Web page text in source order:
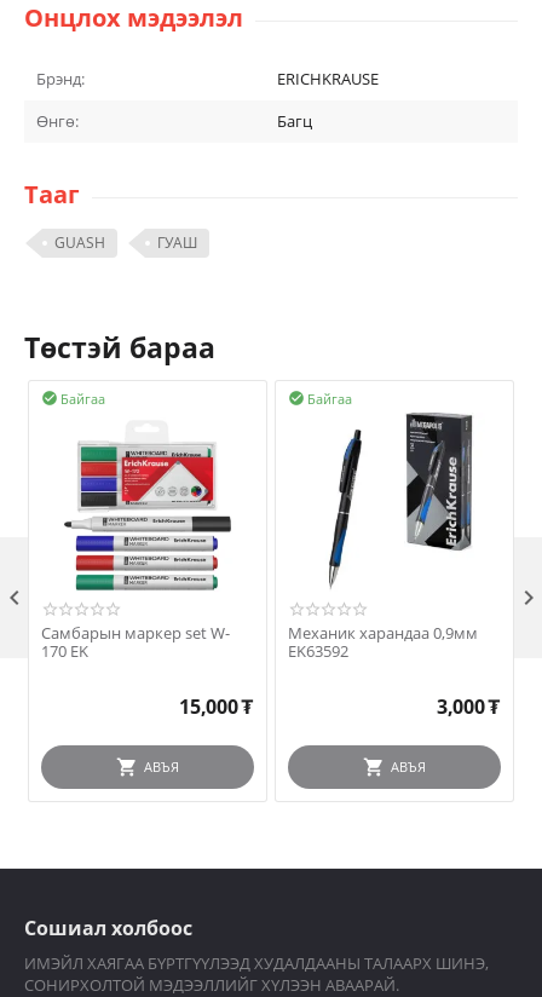
Онцлох мэдээлэл
Брэнд:
ERICHKRAUSE
Өнгө:
Багц
Тааг
GUASH ГУАШ
Төстэй бараа
Байгаа

Самбарын маркер set W-
170 EK
15,000₮
АВЪЯ
Байгаа

Механик харандаа 0,9мм
EK63592
3,000₮
АВЪЯ
 
Сошиал холбоос
ИМЭЙЛ ХАЯГАА БҮРТГҮҮЛЭЭД ХУДАЛДААНЫ ТАЛААРХ ШИНЭ,
СОНИРХОЛТОЙ МЭДЭЭЛЛИЙГ ХҮЛЭЭН АВААРАЙ.